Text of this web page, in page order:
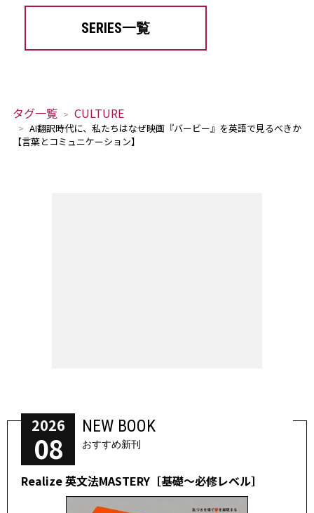
SERIES一覧
タグ一覧 CULTURE
AI翻訳時代に、私たちはなぜ映画『バービー』を英語で見るべきか
【言葉とコミュニケーション】
2026
08
NEW BOOK
おすすめ新刊
Realize 英文法MASTERY［基礎～必修レベル］